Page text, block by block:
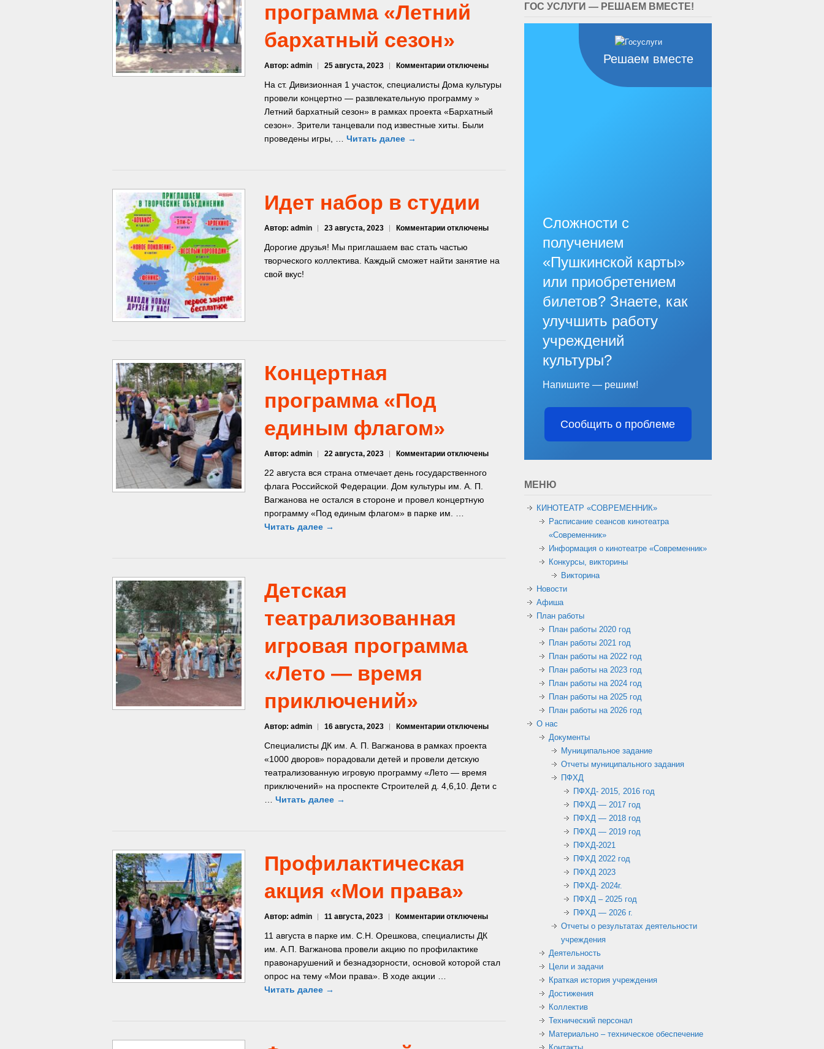
программа «Летний
бархатный сезон»
Автор: admin 25 августа, 2023 Комментариик
Концертно-
развлекательная
программа
«Летний
отключены
На ст. Дивизионная 1 участок, специалисты Дома культуры
провели концертно — развлекательную программу »
Летний бархатный сезон» в рамках проекта «Бархатный
сезон». Зрители танцевали под известные хиты. Были
проведены игры, … Читать далее →
Идет набор в студии
Автор: admin 23 августа, 2023 Комментариик
Идет
набор
отключены
Дорогие друзья! Мы приглашаем вас стать частью
творческого коллектива. Каждый сможет найти занятие на
свой вкус!
Концертная
программа «Под
единым флагом»
Автор: admin 22 августа, 2023 Комментариик
Концертная
программа
«Под
единым
отключены
22 августа вся страна отмечает день государственного
флага Российской Федерации. Дом культуры им. А. П.
Вагжанова не остался в стороне и провел концертную
программу «Под единым флагом» в парке им. …
Читать далее →
Детская
театрализованная
игровая программа
«Лето — время
приключений»
Автор: admin 16 августа, 2023 Комментариик
Детская
театрализованная
игровая
программа
отключены
Специалисты ДК им. А. П. Вагжанова в рамках проекта
«1000 дворов» порадовали детей и провели детскую
театрализованную игровую программу «Лето — время
приключений» на проспекте Строителей д. 4,6,10. Дети с
Читать далее →
Профилактическая
акция «Мои права»
Автор: admin 11 августа, 2023 Комментариик
Профилактическая
акция
«Мои
отключены
11 августа в парке им. С.Н. Орешкова, специалисты ДК
им. А.П. Вагжанова провели акцию по профилактике
правонарушений и безнадзорности, основой которой стал
опрос на тему «Мои права». В ходе акции …
Читать далее →
ГОС УСЛУГИ — РЕШАЕМ ВМЕСТЕ!
Решаем вместе
Сложности с
получением
«Пушкинской карты»
или приобретением
билетов? Знаете, как
улучшить работу
учреждений
культуры?
Напишите — решим!
Сообщить о проблеме
МЕНЮ
КИНОТЕАТР «СОВРЕМЕННИК»
Расписание сеансов кинотеатра
«Современник»
Информация о кинотеатре «Современник»
Конкурсы, викторины
Викторина
Новости
Афиша
План работы
План работы 2020 год
План работы 2021 год
План работы на 2022 год
План работы на 2023 год
План работы на 2024 год
План работы на 2025 год
План работы на 2026 год
О нас
Документы
Муниципальное задание
Отчеты муниципального задания
ПФХД
ПФХД- 2015, 2016 год
ПФХД — 2017 год
ПФХД — 2018 год
ПФХД — 2019 год
ПФХД-2021
ПФХД 2022 год
ПФХД 2023
ПФХД- 2024г.
ПФХД – 2025 год
ПФХД — 2026 г.
Отчеты о результатах деятельности
учреждения
Деятельность
Цели и задачи
Краткая история учреждения
Достижения
Коллектив
Технический персонал
Материально – техническое обеспечение